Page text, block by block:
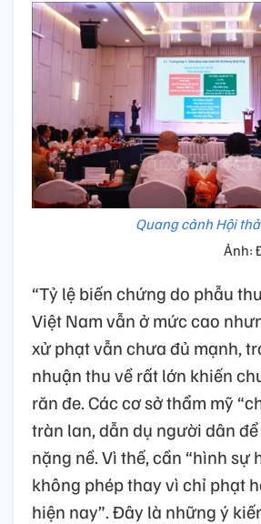
Quang cảnh Hội
Ảnh:
“Tỷ lệ biến chứng do phẫu
Việt Nam vẫn ở mức cao
xử phạt vẫn chưa đủ mạnh,
nhuận thu về rất lớn khiến
răn đe. Các cơ sở thẩm mỹ
tràn lan, dẫn dụ người dân
nặng nề. Vì thế, cần “hình sự
không phép thay vì chỉ phạt
hiện nay”. Đây là những ý